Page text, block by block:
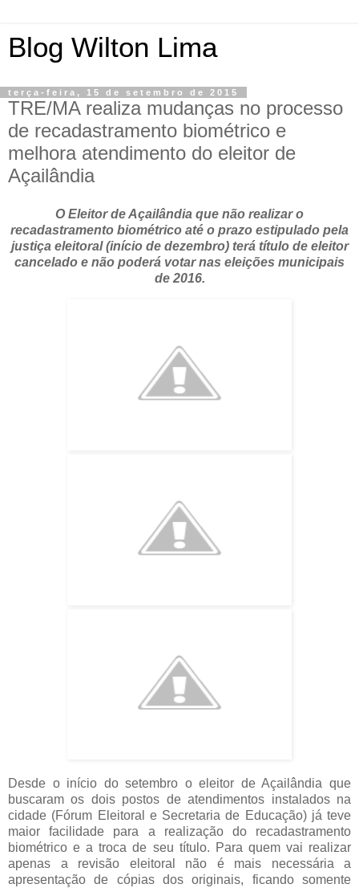
Blog Wilton Lima
terça-feira, 15 de setembro de 2015
TRE/MA realiza mudanças no processo
de recadastramento biométrico e
melhora atendimento do eleitor de
Açailândia
O Eleitor de Açailândia que não realizar o
recadastramento biométrico até o prazo estipulado pela
justiça eleitoral (início de dezembro) terá título de eleitor
cancelado e não poderá votar nas eleições municipais
de 2016.
Desde o início do setembro o eleitor de Açailândia que
buscaram os dois postos de atendimentos instalados na
cidade (Fórum Eleitoral e Secretaria de Educação) já teve
maior facilidade para a realização do recadastramento
biométrico e a troca de seu título. Para quem vai realizar
apenas a revisão eleitoral não é mais necessária a
apresentação de cópias dos originais, ficando somente